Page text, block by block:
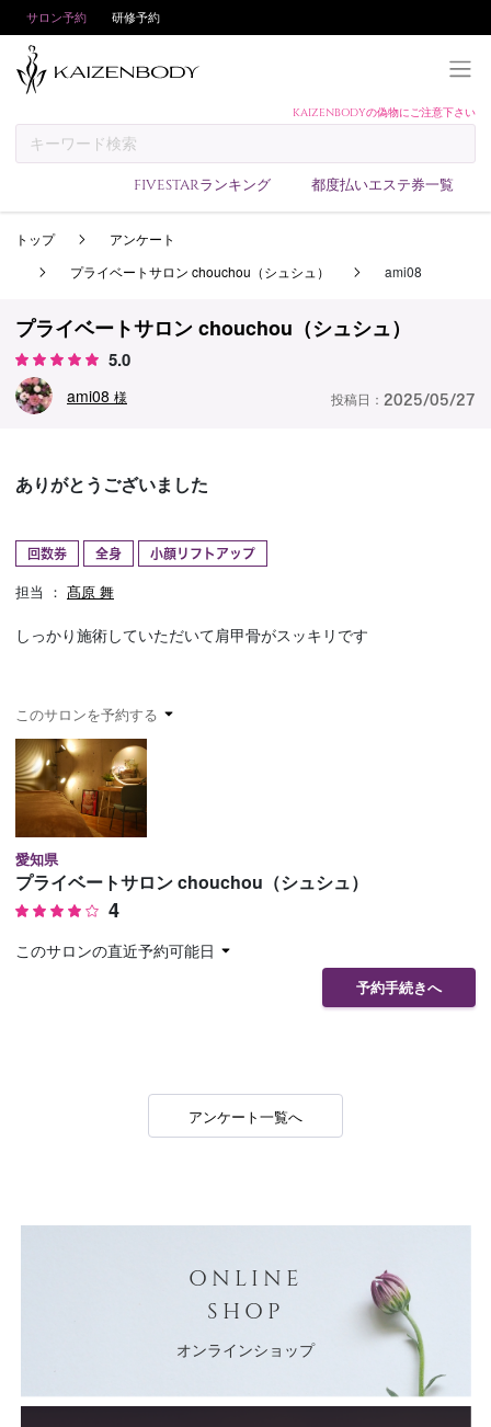
サロン予約 研修予約
KAIZENBODYの偽物にご注意下さい
FIVESTARランキング 都度払いエステ券一覧
予約方法
技術者ランキング
アンケート
トップ
アンケート
プライベートサロン chouchou（シュシュ）
ami08
プライベートサロン chouchou（シュシュ）
5.0
ami08 様 投稿日： 2025/05/27
ありがとうございました
回数券 全身 小顔リフトアップ
担当 ： 髙原 舞
しっかり施術していただいて肩甲骨がスッキリです
このサロンを予約する
愛知県
プライベートサロン chouchou（シュシュ）
4
このサロンの直近予約可能日
予約手続きへ
アンケート一覧へ
ONLINE
SHOP
オンラインショップ